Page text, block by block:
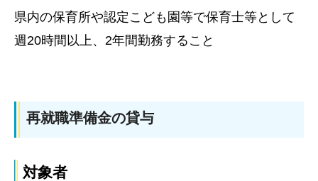
県内の保育所や認定こども園等で保育士等として
週20時間以上、2年間勤務すること
再就職準備金の貸与
対象者